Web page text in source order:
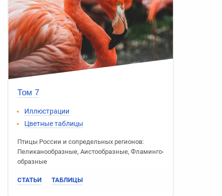
Том 7
Иллюстрации
Цветные таблицы
Птицы России и сопредельных регионов:
Пеликано­образные, Аисто­образные, Фламинго­
образные
СТАТЬИ ТАБЛИЦЫ